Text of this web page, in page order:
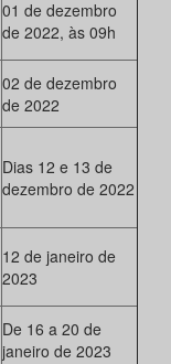
01 de dezembro
de 2022, às 09h
02 de dezembro
de 2022
Dias 12 e 13 de
dezembro de 2022
12 de janeiro de
2023
De 16 a 20 de
janeiro de 2023